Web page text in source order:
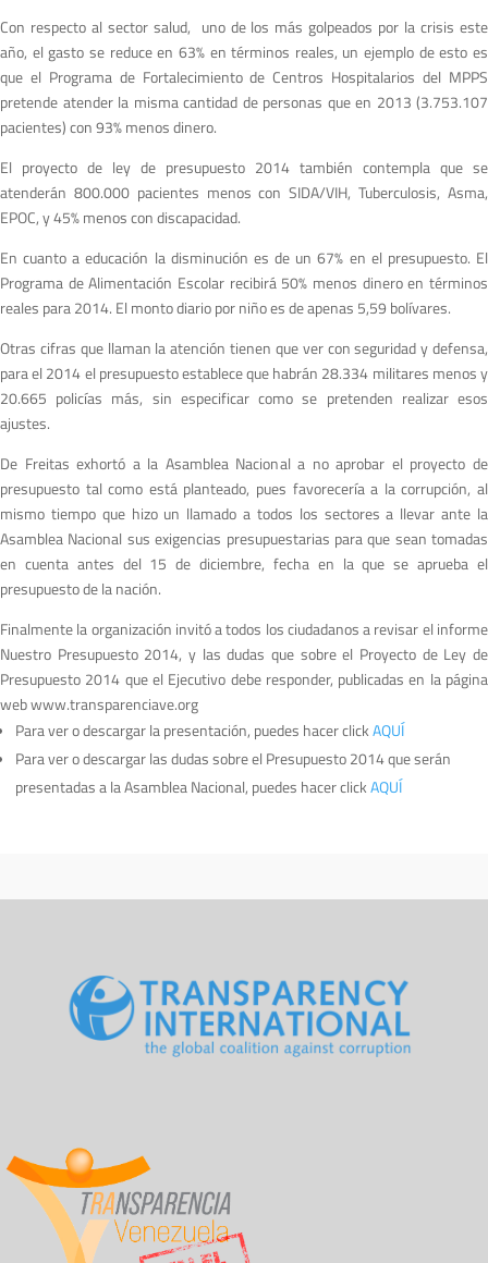
Con respecto al sector salud, uno de los más golpeados por la crisis este
año, el gasto se reduce en 63% en términos reales, un ejemplo de esto es
que el Programa de Fortalecimiento de Centros Hospitalarios del MPPS
pretende atender la misma cantidad de personas que en 2013 (3.753.107
pacientes) con 93% menos dinero.
El proyecto de ley de presupuesto 2014 también contempla que se
atenderán 800.000 pacientes menos con SIDA/VIH, Tuberculosis, Asma,
EPOC, y 45% menos con discapacidad.
En cuanto a educación la disminución es de un 67% en el presupuesto. El
Programa de Alimentación Escolar recibirá 50% menos dinero en términos
reales para 2014. El monto diario por niño es de apenas 5,59 bolívares.
Otras cifras que llaman la atención tienen que ver con seguridad y defensa,
para el 2014 el presupuesto establece que habrán 28.334 militares menos y
20.665 policías más, sin especificar como se pretenden realizar esos
ajustes.
De Freitas exhortó a la Asamblea Nacional a no aprobar el proyecto de
presupuesto tal como está planteado, pues favorecería a la corrupción, al
mismo tiempo que hizo un llamado a todos los sectores a llevar ante la
Asamblea Nacional sus exigencias presupuestarias para que sean tomadas
en cuenta antes del 15 de diciembre, fecha en la que se aprueba el
presupuesto de la nación.
Finalmente la organización invitó a todos los ciudadanos a revisar el informe
Nuestro Presupuesto 2014, y las dudas que sobre el Proyecto de Ley de
Presupuesto 2014 que el Ejecutivo debe responder, publicadas en la página
web www.transparenciave.org
Para ver o descargar la presentación, puedes hacer clickAQUÍ
Para ver o descargar las dudas sobre el Presupuesto 2014 que serán
presentadas a la Asamblea Nacional, puedes hacer clickAQUÍ